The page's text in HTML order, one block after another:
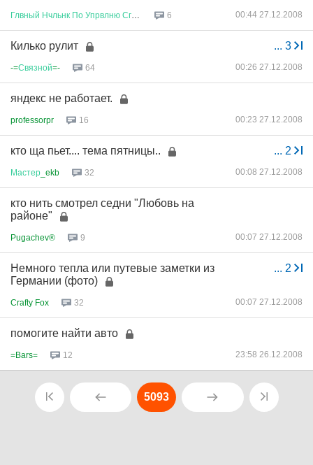
Глвный Нчльнк По Упрвлню Сглсв 6 00:44 27.12.2008
... 3
Килько рулит
-=Связной=- 64 00:26 27.12.2008
яндекс не работает.
professorpr 16 00:23 27.12.2008
... 2
кто ща пьет.... тема пятницы..
Мастер _ekb 32 00:08 27.12.2008
кто нить смотрел седни "Любовь на
районе"
Pugachev® 9 00:07 27.12.2008
... 2
Немного тепла или путевые заметки из
Германии (фото)
Crafty Fox 32 00:07 27.12.2008
помогите найти авто
=Bars= 12 23:58 26.12.2008
5093